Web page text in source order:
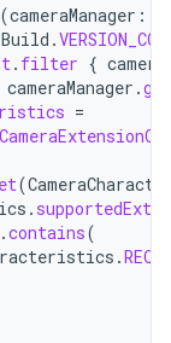
(cameraManager :
Build .
. filter {
cameraManager .
=
(
.
contains(
.